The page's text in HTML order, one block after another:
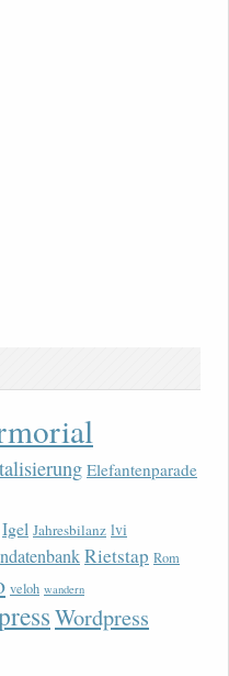
Elefantenparade
Igel Jahresbilanz lvi
Rietstap Rom
veloh wandern
Wordpress